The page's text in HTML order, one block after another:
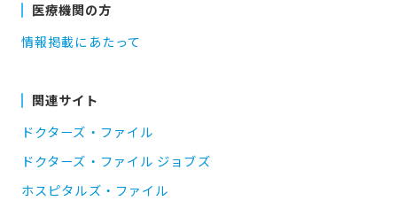
医療機関の方
情報掲載にあたって
関連サイト
ドクターズ・ファイル
ドクターズ・ファイル ジョブズ
ホスピタルズ・ファイル